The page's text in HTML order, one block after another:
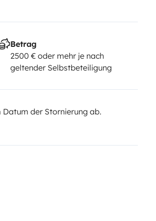
Betrag
2500 € oder mehr je nach
geltender Selbstbeteiligung
der Stornierung ab.